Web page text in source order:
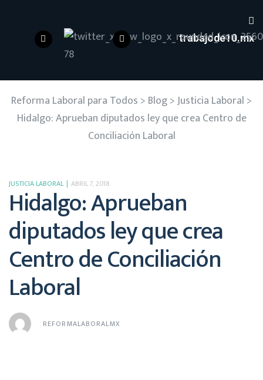
trabajode10.mx
Reforma Laboral para Todos > Blog>Justicia Laboral >
Hidalgo: Aprueban diputados ley que crea Centro de
Conciliación Laboral
JUSTICIA LABORAL ABRIL 7, 2018
Hidalgo: Aprueban
diputados ley que crea
Centro de Conciliación
Laboral
REFORMALABORALMX